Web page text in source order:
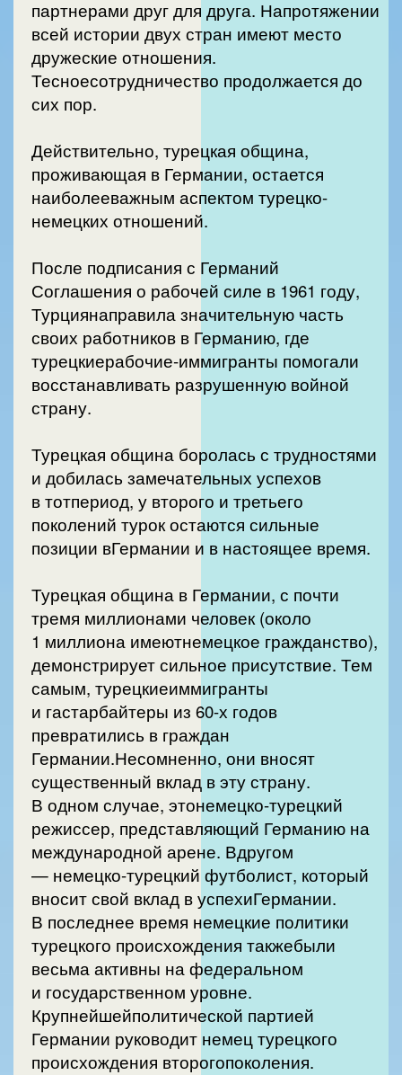
партнерами друг для друга. Напротяжении
всей истории двух стран имеют место
дружеские отношения.
Тесноесотрудничество продолжается до
сих пор.
Действительно, турецкая община,
проживающая в Германии, остается
наиболееважным аспектом турецко-
немецких отношений.
После подписания с Германий
Соглашения о рабочей силе в 1961 году,
Турциянаправила значительную часть
своих работников в Германию, где
турецкиерабочие-иммигранты помогали
восстанавливать разрушенную войной
страну.
Турецкая община боролась с трудностями
и добилась замечательных успехов
в тотпериод, у второго и третьего
поколений турок остаются сильные
позиции вГермании и в настоящее время.
Турецкая община в Германии, с почти
тремя миллионами человек (около
1 миллиона имеютнемецкое гражданство),
демонстрирует сильное присутствие. Тем
самым, турецкиеиммигранты
и гастарбайтеры из 60-х годов
превратились в граждан
Германии.Несомненно, они вносят
существенный вклад в эту страну.
В одном случае, этонемецко-турецкий
режиссер, представляющий Германию на
международной арене. Вдругом
— немецко-турецкий футболист, который
вносит свой вклад в успехиГермании.
В последнее время немецкие политики
турецкого происхождения такжебыли
весьма активны на федеральном
и государственном уровне.
Крупнейшейполитической партией
Германии руководит немец турецкого
происхождения второгопоколения.